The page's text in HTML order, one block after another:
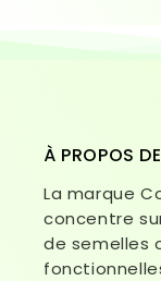
À PROPOS
La marque
concentre
de semelles